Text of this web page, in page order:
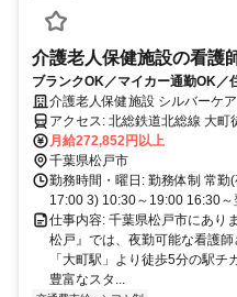
介護老人保健施設の看護
ブランクOK／マイカー通勤OK／
介護老人保健施設 シルバーケ
アクセス: 北総鉄道北総線 大
月給272,852円以上
千葉県松戸市
勤務時間・曜日: 勤務体制 常
17:00 3) 10:30～19:00 16:30～
仕事内容: 千葉県松戸市にあり
松戸』では、夜勤可能な看護
「大町駅」より徒歩5分の駅
豊富なスタ...